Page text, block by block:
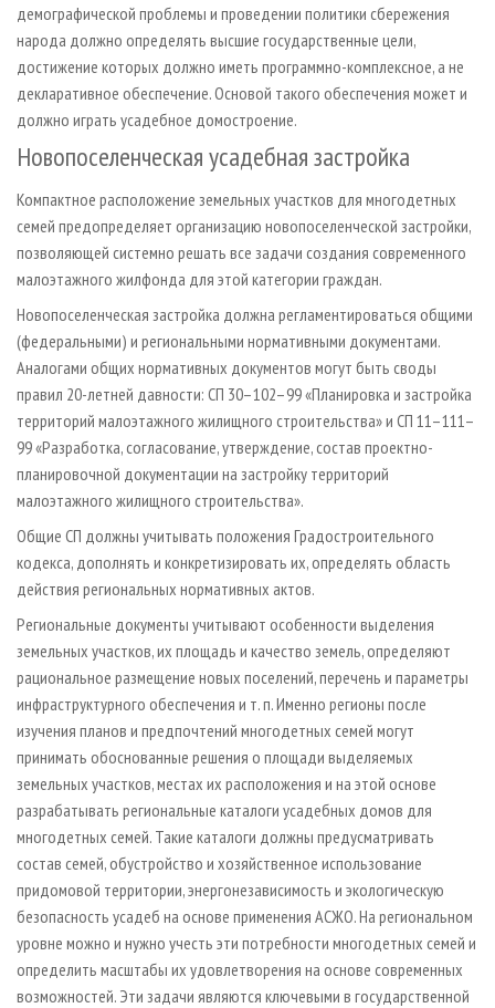
демографической проблемы и проведении политики сбережения
народа должно определять высшие государственные цели,
достижение которых должно иметь программно-комплексное, а не
декларативное обеспечение. Основой такого обеспечения может и
должно играть усадебное домостроение.
Новопоселенческая усадебная застройка
Компактное расположение земельных участков для многодетных
семей предопределяет организацию новопоселенческой застройки,
позволяющей системно решать все задачи создания современного
малоэтажного жилфонда для этой категории граждан.
Новопоселенческая застройка должна регламентироваться общими
(федеральными) и региональными нормативными документами.
Аналогами общих нормативных документов могут быть своды
правил 20-летней давности: СП 30–102–99 «Планировка и застройка
территорий малоэтажного жилищного строительства» и СП 11–111–
99 «Разработка, согласование, утверждение, состав проектно-
планировочной документации на застройку территорий
малоэтажного жилищного строительства».
Общие СП должны учитывать положения Градостроительного
кодекса, дополнять и конкретизировать их, определять область
действия региональных нормативных актов.
Региональные документы учитывают особенности выделения
земельных участков, их площадь и качество земель, определяют
рациональное размещение новых поселений, перечень и параметры
инфраструктурного обеспечения и т. п. Именно регионы после
изучения планов и предпочтений многодетных семей могут
принимать обоснованные решения о площади выделяемых
земельных участков, местах их расположения и на этой основе
разрабатывать региональные каталоги усадебных домов для
многодетных семей. Такие каталоги должны предусматривать
состав семей, обустройство и хозяйственное использование
придомовой территории, энергонезависимость и экологическую
безопасность усадеб на основе применения АСЖО. На региональном
уровне можно и нужно учесть эти потребности многодетных семей и
определить масштабы их удовлетворения на основе современных
возможностей. Эти задачи являются ключевыми в государственной